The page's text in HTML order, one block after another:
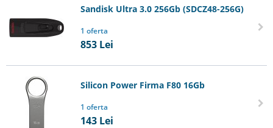
Sandisk Ultra 3.0 256Gb (SDCZ48-256G)
1 oferta
853 Lei
Silicon Power Firma F80 16Gb
1 oferta
143 Lei